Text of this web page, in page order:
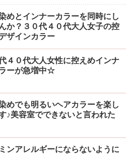
めとインナーカラーを同時にし
か？３０代４０代大人女子の控
ザインカラー
４０代大人女性に控えめインナ
ーが急増中☆
めでも明るいヘアカラーを楽し
♪美容室でできないと言われた
ンアレルギーにならないように